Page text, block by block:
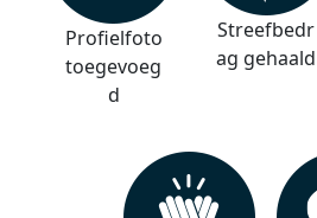
Profielfoto
toegevoeg
d
Streefbedr
ag gehaald